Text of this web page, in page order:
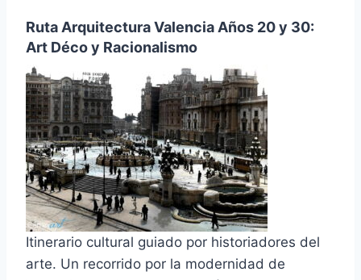
Ruta Arquitectura Valencia Años 20 y 30:
Art Déco y Racionalismo
Itinerario cultural guiado por historiadores del
arte. Un recorrido por la modernidad de